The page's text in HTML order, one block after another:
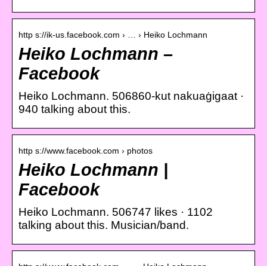
http s://ik-us.facebook.com › … › Heiko Lochmann
Heiko Lochmann –
Facebook
Heiko Lochmann. 506860-kut nakuaġigaat ·
940 talking about this.
http s://www.facebook.com › photos
Heiko Lochmann |
Facebook
Heiko Lochmann. 506747 likes · 1102
talking about this. Musician/band.